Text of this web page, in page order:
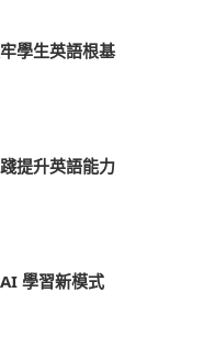
學生英語根基
提升英語能力
學習新模式